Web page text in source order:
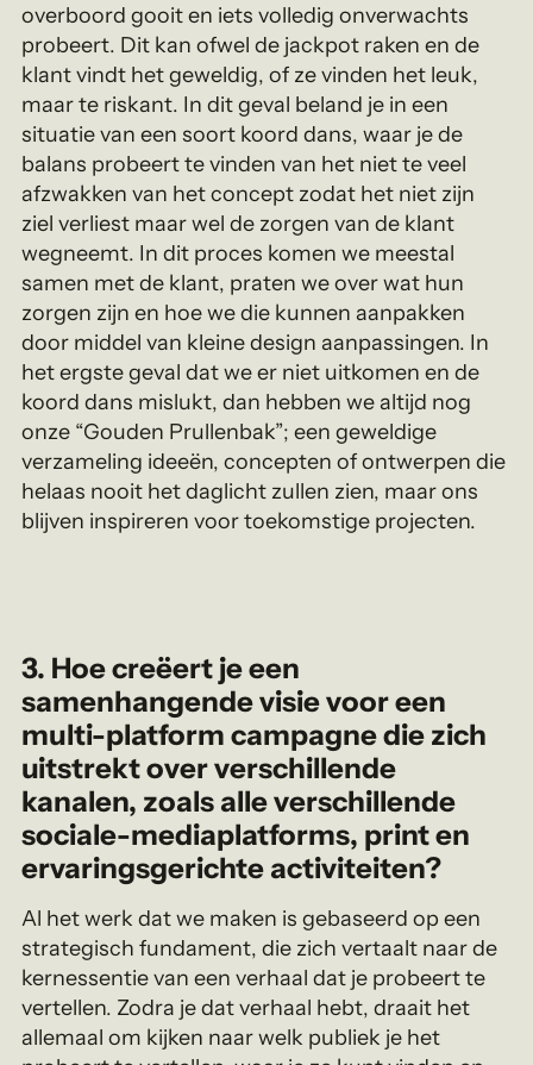
overboord gooit en iets volledig onverwachts
probeert. Dit kan ofwel de jackpot raken en de
klant vindt het geweldig, of ze vinden het leuk,
maar te riskant. In dit geval beland je in een
situatie van een soort koord dans, waar je de
balans probeert te vinden van het niet te veel
afzwakken van het concept zodat het niet zijn
ziel verliest maar wel de zorgen van de klant
wegneemt. In dit proces komen we meestal
samen met de klant, praten we over wat hun
zorgen zijn en hoe we die kunnen aanpakken
door middel van kleine design aanpassingen. In
het ergste geval dat we er niet uitkomen en de
koord dans mislukt, dan hebben we altijd nog
onze “Gouden Prullenbak”; een geweldige
verzameling ideeën, concepten of ontwerpen die
helaas nooit het daglicht zullen zien, maar ons
blijven inspireren voor toekomstige projecten.
3. Hoe creëert je een
samenhangende visie voor een
multi-platform campagne die zich
uitstrekt over verschillende
kanalen, zoals alle verschillende
sociale-mediaplatforms, print en
ervaringsgerichte activiteiten?
Al het werk dat we maken is gebaseerd op een
strategisch fundament, die zich vertaalt naar de
kernessentie van een verhaal dat je probeert te
vertellen. Zodra je dat verhaal hebt, draait het
allemaal om kijken naar welk publiek je het